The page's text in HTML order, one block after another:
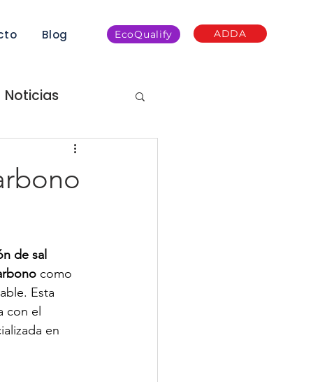
Blog EcoQualify ADDA
Noticias
de Carbono
de sal
como
Esta
con el
en